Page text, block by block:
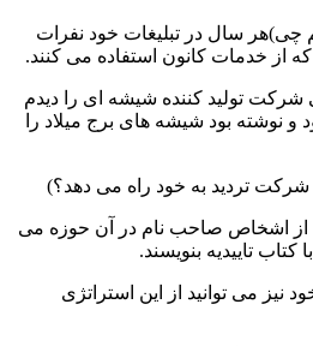
سال در تبلیغات خود نفرات
از خدمات کانون استفاده می کنند.
تولید کننده شیشه ای را دیدم
و نوشته بود شیشه های برج میلاد را
تردید به خود راه می دهد؟)
از اشخاص صاحب نام در آن حوزه می
کتاب تاییدیه بنویسند.
می توانید از این استراتژی